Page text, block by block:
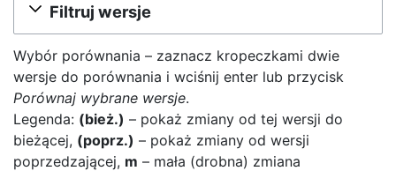
Filtruj wersje
Wybór porównania – zaznacz kropeczkami dwie
wersje do porównania i wciśnij enter lub przycisk
Porównaj wybrane wersje.
Legenda: (bież.) – pokaż zmiany od tej wersji do
bieżącej, (poprz.) – pokaż zmiany od wersji
poprzedzającej, m – mała (drobna) zmiana